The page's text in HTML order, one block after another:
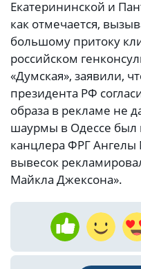
Екатерининской и
как отмечается,
большому притоку
российском
«Думская», заявили,
президента РФ
образа в рекламе не
шаурмы в Одессе был
канцлера ФРГ
вывесок
Майкла Джексона».